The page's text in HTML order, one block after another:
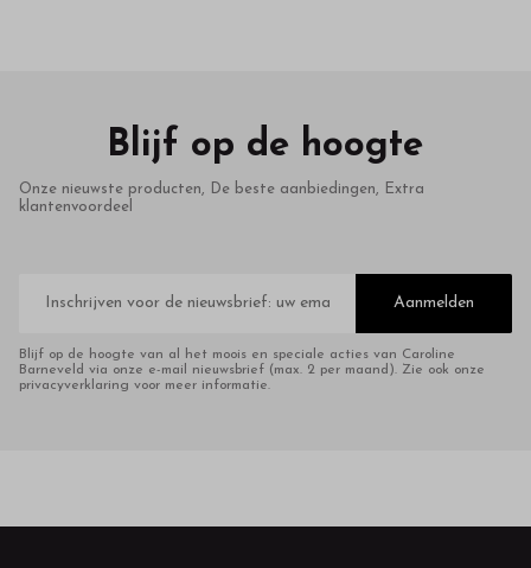
Blijf op de hoogte
Onze nieuwste producten, De beste aanbiedingen, Extra
klantenvoordeel
mailadres
Aanmelden
Blijf op de hoogte van al het moois en speciale acties van Caroline
Barneveld via onze e-mail nieuwsbrief (max. 2 per maand). Zie ook onze
privacyverklaring voor meer informatie.